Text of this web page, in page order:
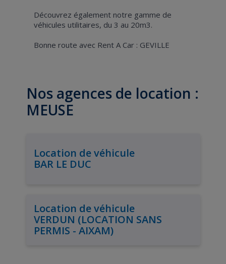
Découvrez également notre gamme de
véhicules utilitaires, du 3 au 20m3.
Bonne route avec Rent A Car : GEVILLE
Nos agences de location :
MEUSE
Location de véhicule
BAR LE DUC
Location de véhicule
VERDUN (LOCATION SANS
PERMIS - AIXAM)